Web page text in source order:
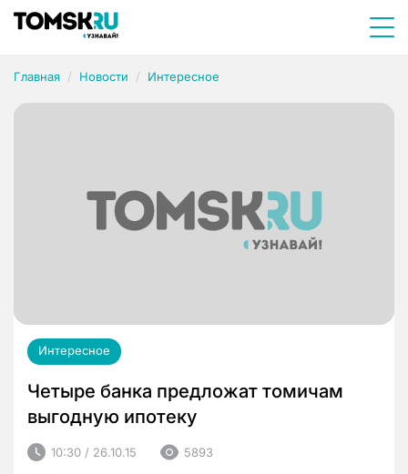
Главная Новости Интересное
Интересное
Четыре банка предложат томичам
выгодную ипотеку
10:30 / 26.10.15 5893